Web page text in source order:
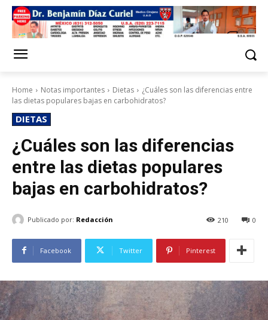
Home Notas importantes Dietas
¿Cuáles son las diferencias entre
las dietas populares bajas en carbohidratos?
DIETAS
¿Cuáles son las diferencias
entre las dietas populares
bajas en carbohidratos?
Publicado por: Redacción 0
210
Facebook Twitter Pinterest